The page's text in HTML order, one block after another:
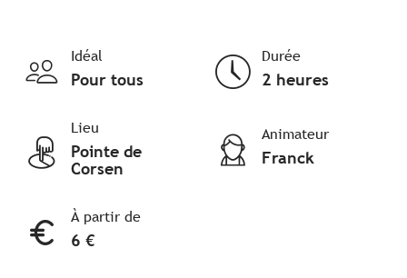
Idéal
Pour tous
Durée
2 heures
Lieu
Pointe de
Corsen
Animateur
Franck
À partir de
6 €